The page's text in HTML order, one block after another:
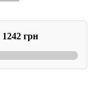
1242 грн